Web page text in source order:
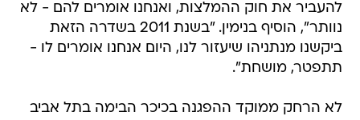
להעביר את חוק ההמלצות, ואנחנו אומרים להם - לא
נוותר", הוסיף בנימין. "בשנת 2011 בשדרה הזאת
ביקשנו מנתניהו שיעזור לנו, היום אנחנו אומרים לו -
תתפטר, מושחת".
לא הרחק ממוקד ההפגנה בכיכר הבימה בתל אביב